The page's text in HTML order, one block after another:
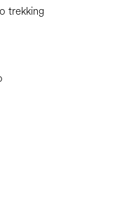
trekking